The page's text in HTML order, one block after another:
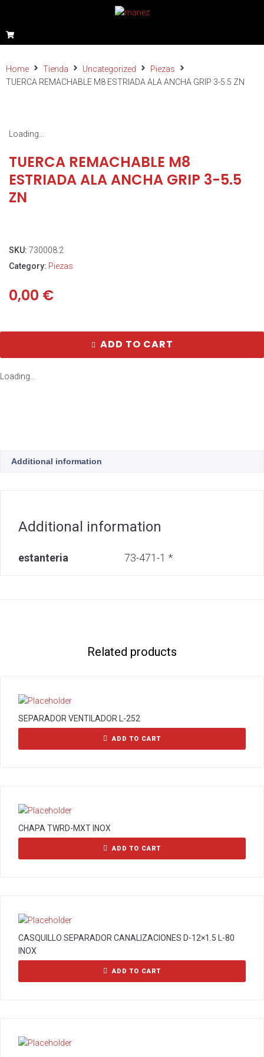
Home Tienda Uncategorized
Piezas
TUERCA REMACHABLE M8 ESTRIADA ALA ANCHA GRIP 3-5.5 ZN
Loading...
TUERCA REMACHABLE M8
ESTRIADA ALA ANCHA GRIP 3-5.5
ZN
SKU: 730008.2
Category: Piezas
0,00 €
ADD TO CART
Loading...
Additional information
Additional information
estanteria 73-471-1 *
Related products
SEPARADOR VENTILADOR L-252
ADD TO CART
CHAPA TWRD-MXT INOX
ADD TO CART
CASQUILLO SEPARADOR CANALIZACIONES D-12×1.5 L-80
INOX
ADD TO CART